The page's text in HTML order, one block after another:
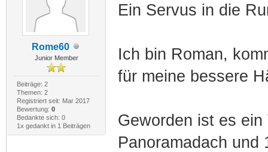
Rome60
Junior Member
Beiträge: 2
Themen: 2
Registriert seit: Mar 2017
Bewertung: 0
Bedankte sich: 0
1x gedankt in 1 Beiträgen
Ein Servus in die
Ich bin Roman,
für meine bessere
Geworden ist es
Panoramadach und